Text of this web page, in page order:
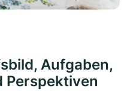
Aufgaben,
Perspektiven